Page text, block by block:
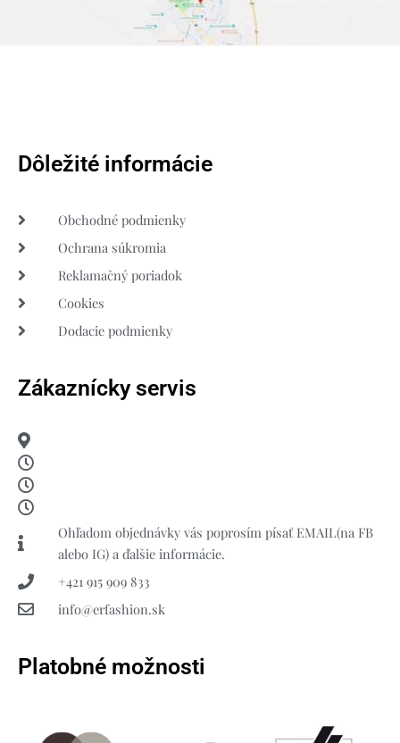
Dôležité informácie
Obchodné podmienky
Ochrana súkromia
Reklamačný poriadok
Cookies
Dodacie podmienky
Zákaznícky servis
Ohľadom objednávky vás poprosím písať EMAIL(na FB
alebo IG) a ďalšie informácie.
+421 915 909 833
info@erfashion.sk
Platobné možnosti